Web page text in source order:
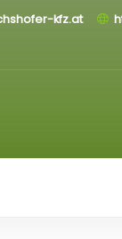
kfz.at